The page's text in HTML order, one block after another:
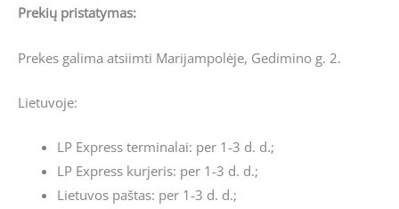
Prekių pristatymas:
Prekes galima atsiimti Marijampolėje, Gedimino g. 2.
Lietuvoje:
LP Express terminalai: per 1-3 d. d.;
LP Express kurjeris: per 1-3 d. d.;
Lietuvos paštas: per 1-3 d. d.;